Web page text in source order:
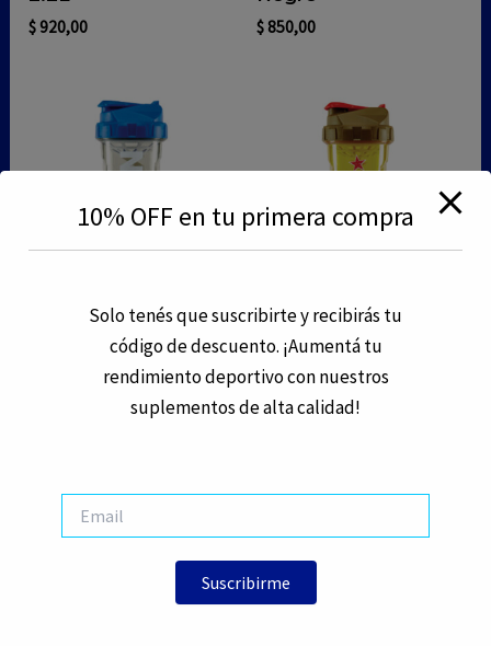
$920,00 $850,00
Accesorios
Tornado Shaker Azul
Accesorios
Tornado Shaker
militar
$850,00
10% OFF en tu primera compra
Solo tenés que suscribirte y recibirás tu
código de descuento. ¡Aumentá tu
rendimiento deportivo con nuestros
suplementos de alta calidad!